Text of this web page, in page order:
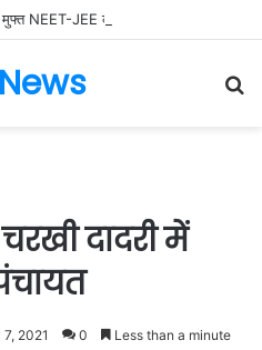
दादरी में
2021 0 Less than a minute